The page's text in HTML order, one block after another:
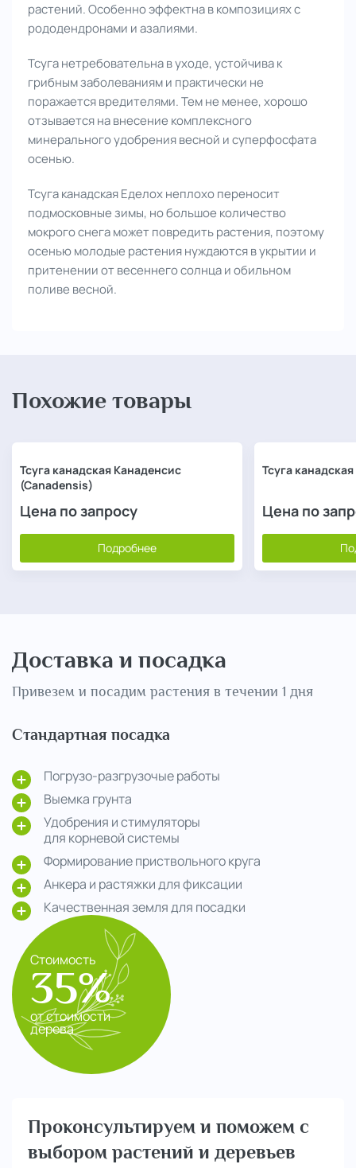
растений. Особенно эффектна в композициях с
рододендронами и азалиями.
Тсуга нетребовательна в уходе, устойчива к
грибным заболеваниям и практически не
поражается вредителями. Тем не менее, хорошо
отзывается на внесение комплексного
минерального удобрения весной и суперфосфата
осенью.
Тсуга канадская Еделох неплохо переносит
подмосковные зимы, но большое количество
мокрого снега может повредить растения, поэтому
осенью молодые растения нуждаются в укрытии и
притенении от весеннего солнца и обильном
поливе весной.
Похожие товары
Тсуга канадская Канаденсис
(Сanadensis)
Цена по запросу
Подробнее
Тсуга
Цена по
Доставка и посадка
Привезем и посадим растения в течении 1 дня
Стандартная посадка
Погрузо-разгрузочые работы
Выемка грунта
Удобрения и стимуляторы
для корневой системы
Формирование приствольного круга
Анкера и растяжки для фиксации
Качественная земля для посадки
Стоимость
35%
от стоимости
дерева
Проконсультируем и поможем с
выбором растений и деревьев